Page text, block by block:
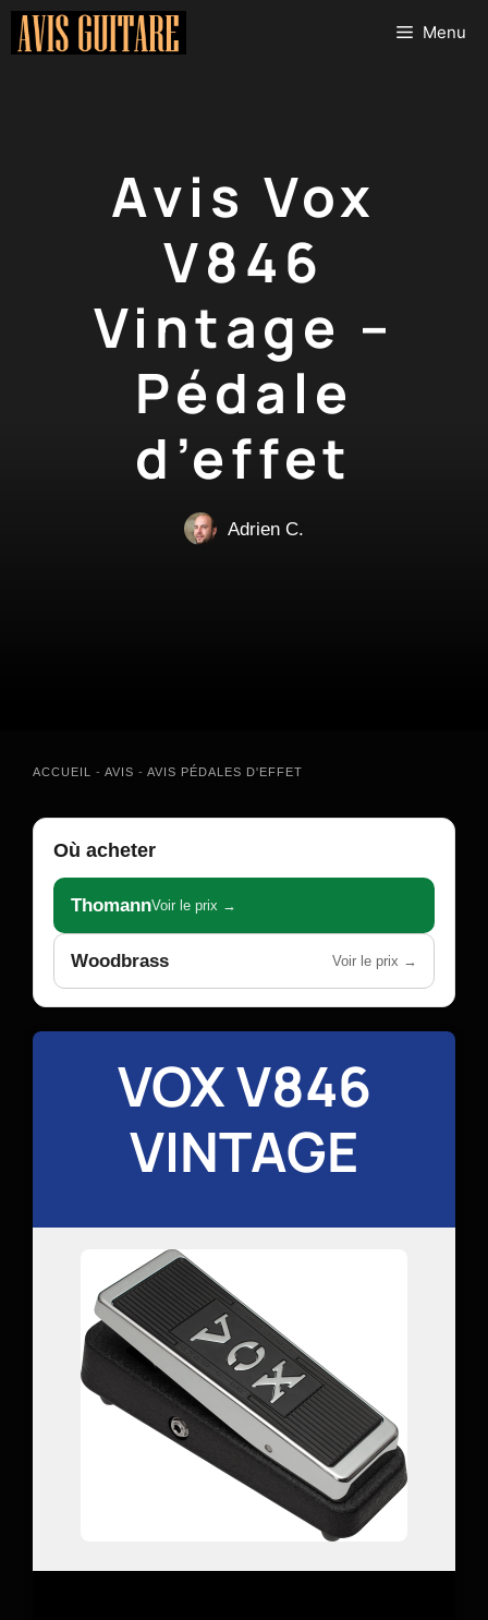
Aller
Menu
Avis Vox
V846
Vintage –
Pédale
d’effet
Adrien C.
ACCUEIL - AVIS - AVIS PÉDALES D'EFFET
Où acheter
ThomannVoir le prix →
Woodbrass Voir le prix →
VOX V846
VINTAGE